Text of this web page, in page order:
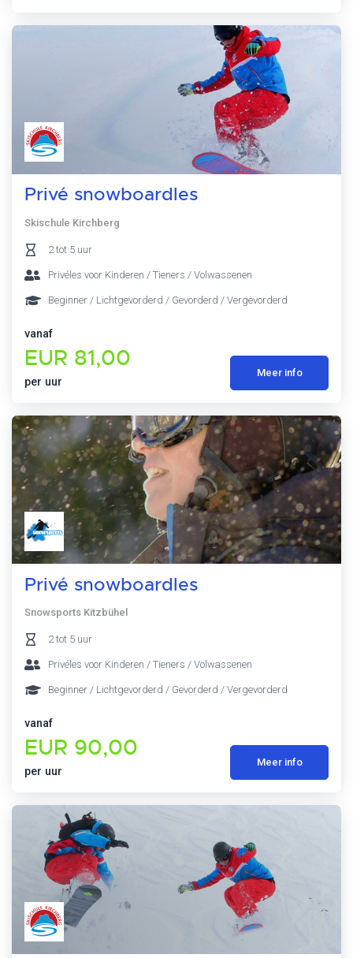
Privé snowboardles
Skischule Kirchberg
2 tot 5 uur
Privéles voor Kinderen / Tieners / Volwassenen
Beginner / Lichtgevorderd / Gevorderd / Vergevorderd
vanaf
EUR 81,00
per uur
Meer info
Privé snowboardles
Snowsports Kitzbühel
2 tot 5 uur
Privéles voor Kinderen / Tieners / Volwassenen
Beginner / Lichtgevorderd / Gevorderd / Vergevorderd
vanaf
EUR 90,00
per uur
Meer info